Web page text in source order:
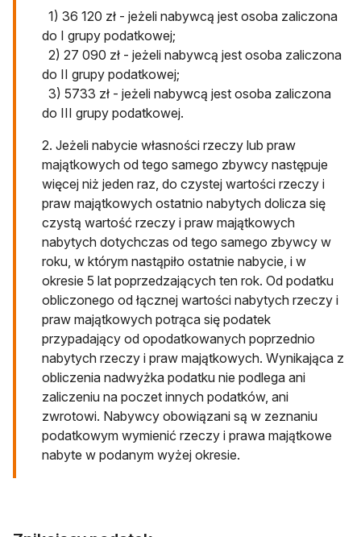
1) 36 120 zł - jeżeli nabywcą jest osoba zaliczona
do I grupy podatkowej;
2) 27 090 zł - jeżeli nabywcą jest osoba zaliczona
do II grupy podatkowej;
3) 5733 zł - jeżeli nabywcą jest osoba zaliczona
do III grupy podatkowej.
2. Jeżeli nabycie własności rzeczy lub praw
majątkowych od tego samego zbywcy następuje
więcej niż jeden raz, do czystej wartości rzeczy i
praw majątkowych ostatnio nabytych dolicza się
czystą wartość rzeczy i praw majątkowych
nabytych dotychczas od tego samego zbywcy w
roku, w którym nastąpiło ostatnie nabycie, i w
okresie 5 lat poprzedzających ten rok. Od podatku
obliczonego od łącznej wartości nabytych rzeczy i
praw majątkowych potrąca się podatek
przypadający od opodatkowanych poprzednio
nabytych rzeczy i praw majątkowych. Wynikająca z
obliczenia nadwyżka podatku nie podlega ani
zaliczeniu na poczet innych podatków, ani
zwrotowi. Nabywcy obowiązani są w zeznaniu
podatkowym wymienić rzeczy i prawa majątkowe
nabyte w podanym wyżej okresie.